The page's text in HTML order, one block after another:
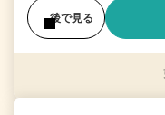
後で見る